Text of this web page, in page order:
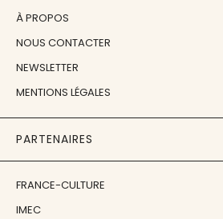
À PROPOS
NOUS CONTACTER
NEWSLETTER
MENTIONS LÉGALES
PARTENAIRES
FRANCE-CULTURE
IMEC